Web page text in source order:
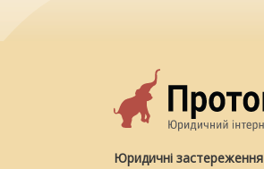
Юридичні застереження